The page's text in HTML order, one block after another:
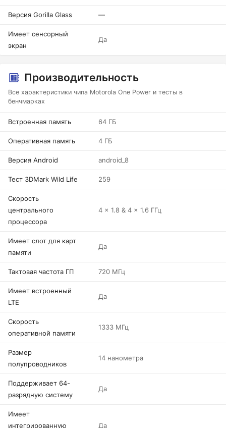
Версия Gorilla Glass —
Имеет сенсорный
экран
Да
Производительность
Все характеристики чипа Motorola One Power и тесты в
бенчмарках
Встроенная память 64 ГБ
Оперативная память 4 ГБ
Версия Android android_8
Тест 3DMark Wild Life 259
Скорость
центрального
процессора
4 x 1.8 & 4 x 1.6 ГГц
Имеет слот для карт
памяти
Да
Тактовая частота ГП 720 МГц
Имеет встроенный
LTE
Да
Скорость
оперативной памяти
1333 МГц
Размер
полупроводников
14 нанометра
Поддерживает 64-
разрядную систему
Да
Имеет
интегрированную
Да